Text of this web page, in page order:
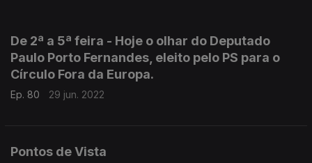
De 2ª a 5ª feira - Hoje o olhar do Deputado
Paulo Porto Fernandes, eleito pelo PS para o
Círculo Fora da Europa.
Ep. 80 29 jun. 2022
Pontos de Vista